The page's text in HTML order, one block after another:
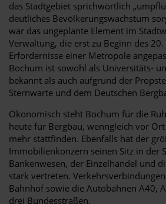
das Stadtgebiet sprichwörtlich
deutliches Bevölkerungswachstum
war das ungeplante Element im
Verwaltung, die erst zu Beginn des
Erfordernisse einer Metropole
Bochum ist sowohl als Universitäts-
bekannt als auch aufgrund der
Sternwarte und dem Deutschen
Ökonomisch steht Bochum für die
heute für Bergbau, wenngleich vor
mehr stattfinden. Ebenfalls hat der
Immobilienkonzern seinen Sitz in der
Bankenwesen, der Einzelhandel und
stark vertreten.
Bahnhof sowie die Autobahnen A40,
drei Bundesstraßen.